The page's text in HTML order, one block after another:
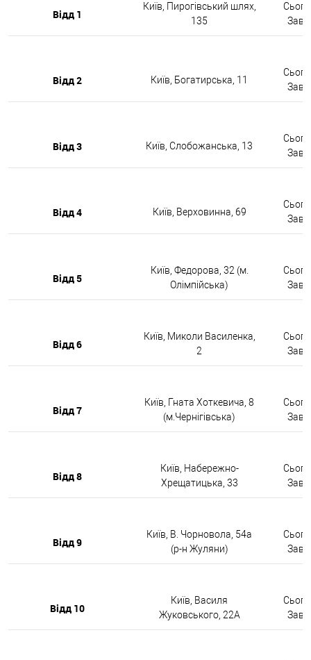
Відд 1
Київ, Пирогівський шлях,
135
Відд 2 Київ, Богатирська, 11
Відд 3 Київ, Слобожанська, 13
Відд 4 Київ, Верховинна, 69
Відд 5
Київ, Федорова, 32 (м.
Олімпійська)
Відд 6
Київ, Миколи Василенка,
2
Відд 7
Київ, Гната Хоткевича, 8
(м.Чернігівська)
Відд 8
Київ, Набережно-
Хрещатицька, 33
Відд 9
Київ, В. Чорновола, 54а
(р-н Жуляни)
Відд 10
Київ, Василя
Жуковського, 22А